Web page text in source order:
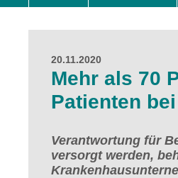
20.11.2020
Mehr als 70
Patienten
Verantwortung für
versorgt werden,